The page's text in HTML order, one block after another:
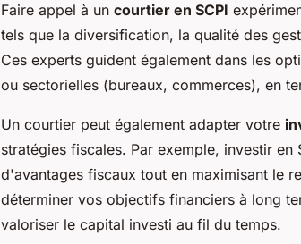
Faire appel à un courtier en SCPI
tels que la diversification, la qualité des
Ces experts guident également dans les
ou sectorielles (bureaux, commerces), en
Un courtier peut également adapter votre
stratégies fiscales. Par exemple, investir
d'avantages fiscaux tout en maximisant le
déterminer vos objectifs financiers à long
valoriser le capital investi au fil du temps.